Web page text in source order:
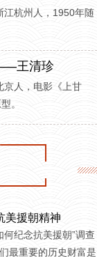
江杭州人，1950年随
王清珍
京人，电影《上甘
。
美援朝精神
纪念抗美援朝”调查
最重要的历史财富是